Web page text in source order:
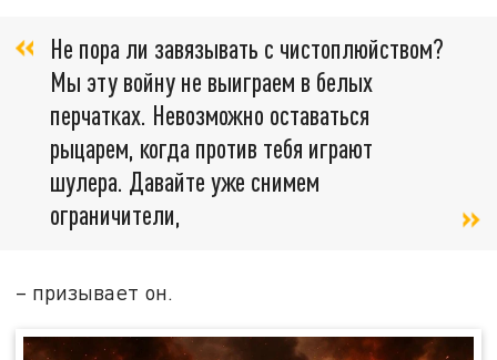
Не пора ли завязывать с чистоплюйством?
Мы эту войну не выиграем в белых
перчатках. Невозможно оставаться
рыцарем, когда против тебя играют
шулера. Давайте уже снимем
ограничители,
– призывает он.